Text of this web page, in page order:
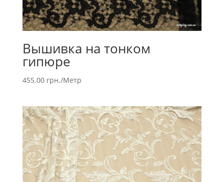
Вышивка на тонком
гипюре
455.00 грн./Метр